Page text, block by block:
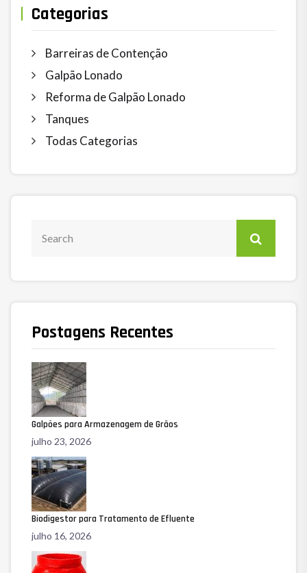
Categorias
Barreiras de Contenção
Galpão Lonado
Reforma de Galpão Lonado
Tanques
Todas Categorias
Postagens Recentes
Galpões para Armazenagem de Grãos
julho 23, 2026
Biodigestor para Tratamento de Efluente
julho 16, 2026